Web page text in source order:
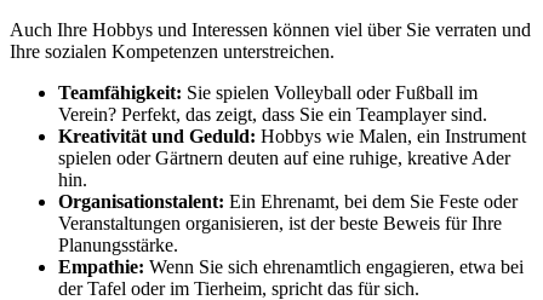
Auch Ihre Hobbys und Interessen können viel über Sie verraten und
Ihre sozialen Kompetenzen unterstreichen.
Teamfähigkeit: Sie spielen Volleyball oder Fußball im
Verein? Perfekt, das zeigt, dass Sie ein Teamplayer sind.
Kreativität und Geduld: Hobbys wie Malen, ein Instrument
spielen oder Gärtnern deuten auf eine ruhige, kreative Ader
hin.
Organisationstalent: Ein Ehrenamt, bei dem Sie Feste oder
Veranstaltungen organisieren, ist der beste Beweis für Ihre
Planungsstärke.
Empathie: Wenn Sie sich ehrenamtlich engagieren, etwa bei
der Tafel oder im Tierheim, spricht das für sich.